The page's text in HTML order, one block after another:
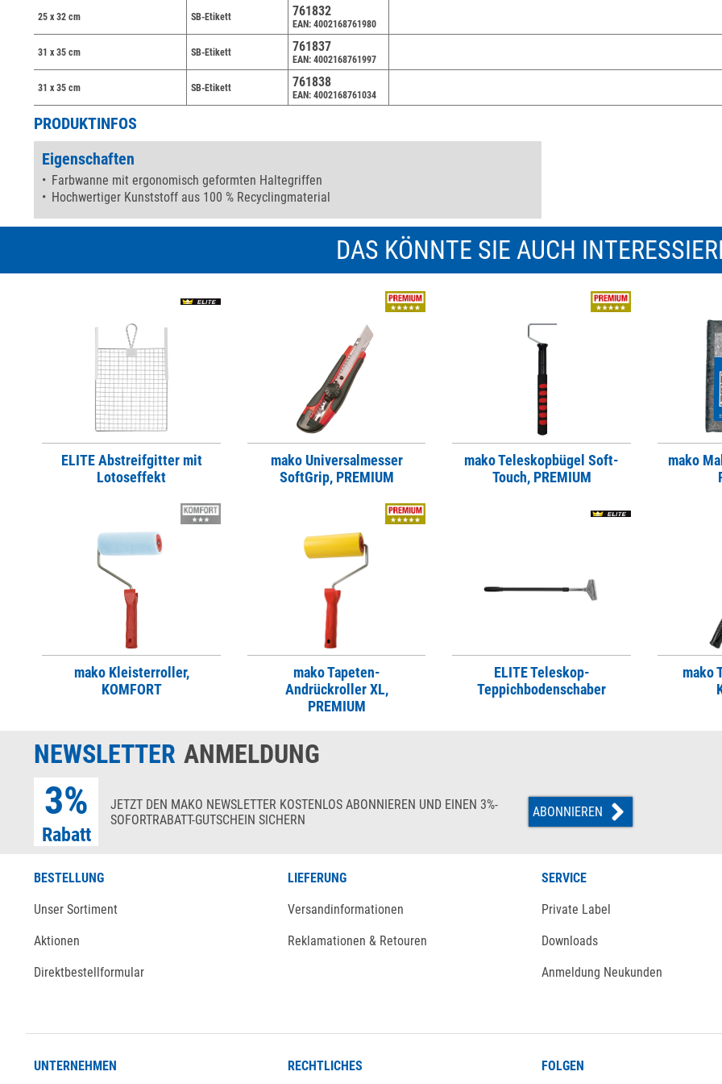
25 x 32 cm SB-Etikett 761832
EAN: 4002168761980
31 x 35 cm SB-Etikett 761837
EAN: 4002168761997
31 x 35 cm SB-Etikett 761838
EAN: 4002168761034
PRODUKTINFOS
Eigenschaften
Farbwanne mit ergonomisch geformten Haltegriffen
Hochwertiger Kunststoff aus 100 % Recyclingmaterial
DAS KÖNNTE SIE AUCH
ELITE Abstreifgitter mit
Lotoseffekt
mako Universalmesser
SoftGrip, PREMIUM
mako Teleskopbügel Soft-
Touch, PREMIUM
mako
mako Kleisterroller,
KOMFORT
mako Tapeten-
Andrückroller XL,
PREMIUM
ELITE Teleskop-
Teppichbodenschaber
mako
NEWSLETTER ANMELDUNG
3%
Rabatt
JETZT DEN MAKO NEWSLETTER KOSTENLOS ABONNIEREN UND EINEN 3%-
SOFORTRABATT-GUTSCHEIN SICHERN
ABONNIEREN
BESTELLUNG
Unser Sortiment
Aktionen
Direktbestellformular
LIEFERUNG
Versandinformationen
Reklamationen & Retouren
SERVICE
Private Label
Downloads
Anmeldung Neukunden
UNTERNEHMEN RECHTLICHES FOLGEN